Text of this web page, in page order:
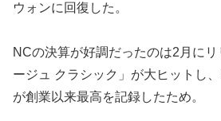
ウォンに回復した。
NCの決算が好調だったのは2月に
ージュ クラシック」が大ヒットし
が創業以来最高を記録したため。